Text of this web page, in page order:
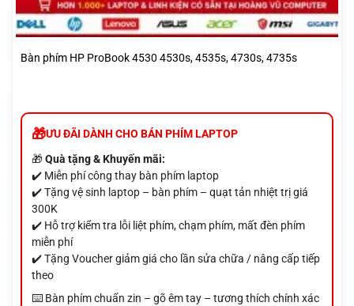
Bàn phím HP ProBook 4530 4530s, 4535s, 4730s, 4735s
ƯU ĐÃI DÀNH CHO BÁN PHÍM LAPTOP
🎁Quà tặng & Khuyến mãi:
✔️ Miễn phí công thay bàn phím laptop
✔️ Tặng vệ sinh laptop – bàn phím – quạt tản nhiệt trị giá
300K
✔️ Hỗ trợ kiểm tra lỗi liệt phím, chạm phím, mất đèn phím
miễn phí
✔️ Tặng Voucher giảm giá cho lần sửa chữa / nâng cấp tiếp
theo
⌨️ Bàn phím chuẩn zin – gõ êm tay – tương thích chính xác